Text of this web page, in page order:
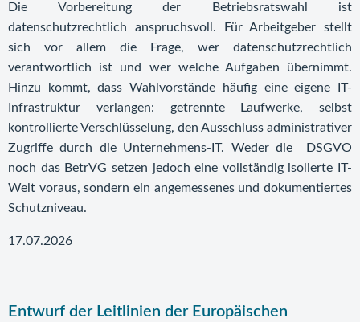
Die Vorbereitung der Betriebsratswahl ist
datenschutzrechtlich anspruchsvoll. Für Arbeitgeber stellt
sich vor allem die Frage, wer datenschutzrechtlich
verantwortlich ist und wer welche Aufgaben übernimmt.
Hinzu kommt, dass Wahlvorstände häufig eine eigene IT-
Infrastruktur verlangen: getrennte Laufwerke, selbst
kontrollierte Verschlüsselung, den Ausschluss administrativer
Zugriffe durch die Unternehmens-IT. Weder die DSGVO
noch das BetrVG setzen jedoch eine vollständig isolierte IT-
Welt voraus, sondern ein angemessenes und dokumentiertes
Schutzniveau.
17.07.2026
Entwurf der Leitlinien der Europäischen